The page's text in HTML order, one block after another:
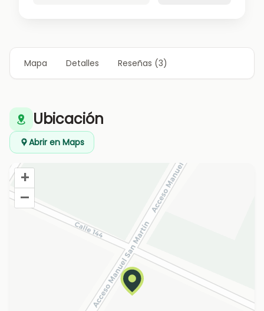
Mapa Detalles Reseñas (3)
Ubicación
Abrir en Maps
+
–